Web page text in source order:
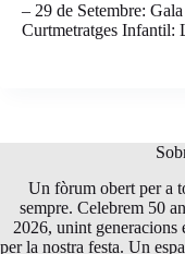
– 29 de Setembre:
Curtmetratges Infantil:
Un fòrum obert per a
sempre. Celebrem 50
2026, unint generacions
per la nostra festa. Un